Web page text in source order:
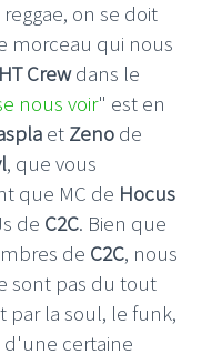
on se doit
morceau qui nous
Crewdans le
nous voir" est en
et Zeno de
, que vous
que MC de Hocus
de C2C. Bien que
de C2C, nous
sont pas du tout
par la soul, le funk,
d'une certaine